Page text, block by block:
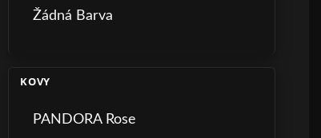
Žádná Barva
KOVY
PANDORA Rose